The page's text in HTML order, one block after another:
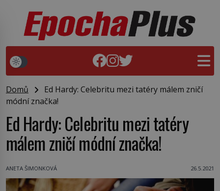
Domů
Ed Hardy: Celebritu mezi tatéry málem zničí
módní značka!
Ed Hardy: Celebritu mezi tatéry
málem zničí módní značka!
ANETA ŠIMONKOVÁ 26.5.2021